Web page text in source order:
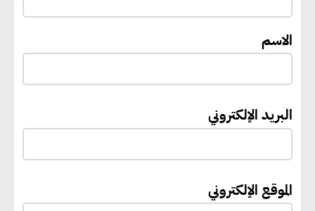
الاسم
البريد الإلكتروني
الموقع الإلكتروني
إيفل تستثمر ما يصل إلى 130
“بي إس آر” في مشروعات الطاقة